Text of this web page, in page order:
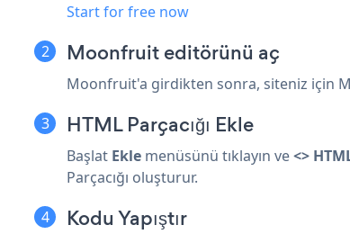
Start for free now
Moonfruit editörünü aç
Moonfruit'a girdikten sonra, siteniz için
HTML Parçacığı Ekle
Başlat Ekle menüsünü tıklayın ve<>
Parçacığı oluşturur.
Kodu Yapıştır